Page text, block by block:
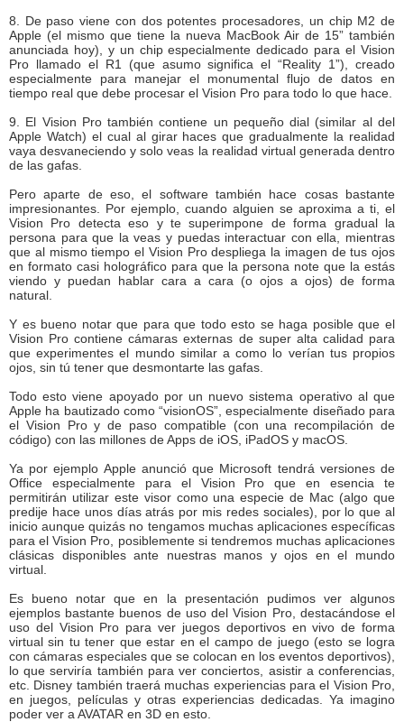
8. De paso viene con dos potentes procesadores, un chip M2 de
Apple (el mismo que tiene la nueva MacBook Air de 15” también
anunciada hoy), y un chip especialmente dedicado para el Vision
Pro llamado el R1 (que asumo significa el “Reality 1”), creado
especialmente para manejar el monumental flujo de datos en
tiempo real que debe procesar el Vision Pro para todo lo que hace.
9. El Vision Pro también contiene un pequeño dial (similar al del
Apple Watch) el cual al girar haces que gradualmente la realidad
vaya desvaneciendo y solo veas la realidad virtual generada dentro
de las gafas.
Pero aparte de eso, el software también hace cosas bastante
impresionantes. Por ejemplo, cuando alguien se aproxima a ti, el
Vision Pro detecta eso y te superimpone de forma gradual la
persona para que la veas y puedas interactuar con ella, mientras
que al mismo tiempo el Vision Pro despliega la imagen de tus ojos
en formato casi holográfico para que la persona note que la estás
viendo y puedan hablar cara a cara (o ojos a ojos) de forma
natural.
Y es bueno notar que para que todo esto se haga posible que el
Vision Pro contiene cámaras externas de super alta calidad para
que experimentes el mundo similar a como lo verían tus propios
ojos, sin tú tener que desmontarte las gafas.
Todo esto viene apoyado por un nuevo sistema operativo al que
Apple ha bautizado como “visionOS”, especialmente diseñado para
el Vision Pro y de paso compatible (con una recompilación de
código) con las millones de Apps de iOS, iPadOS y macOS.
Ya por ejemplo Apple anunció que Microsoft tendrá versiones de
Office especialmente para el Vision Pro que en esencia te
permitirán utilizar este visor como una especie de Mac (algo que
predije hace unos días atrás por mis redes sociales), por lo que al
inicio aunque quizás no tengamos muchas aplicaciones específicas
para el Vision Pro, posiblemente si tendremos muchas aplicaciones
clásicas disponibles ante nuestras manos y ojos en el mundo
virtual.
Es bueno notar que en la presentación pudimos ver algunos
ejemplos bastante buenos de uso del Vision Pro, destacándose el
uso del Vision Pro para ver juegos deportivos en vivo de forma
virtual sin tu tener que estar en el campo de juego (esto se logra
con cámaras especiales que se colocan en los eventos deportivos),
lo que serviría también para ver conciertos, asistir a conferencias,
etc. Disney también traerá muchas experiencias para el Vision Pro,
en juegos, películas y otras experiencias dedicadas. Ya imagino
poder ver a AVATAR en 3D en esto.